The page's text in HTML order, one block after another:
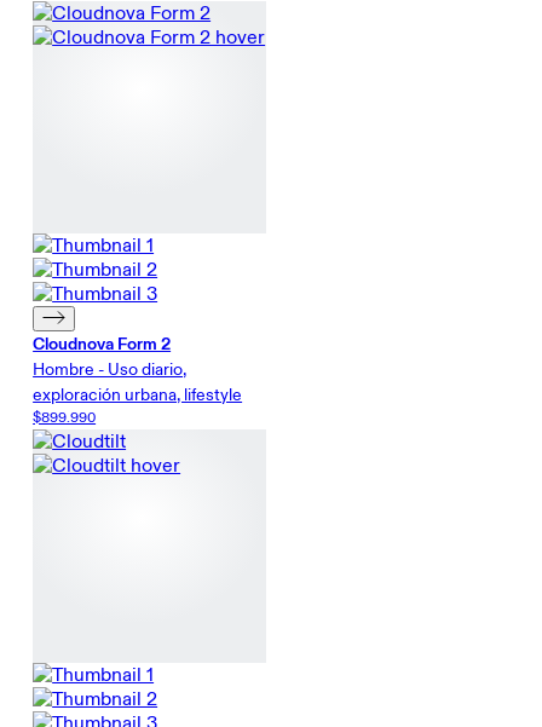
Cloudnova Form 2
Hombre - Uso diario,
exploración urbana, lifestyle
$899.990